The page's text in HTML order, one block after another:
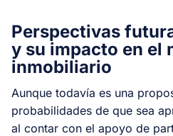
Perspectivas
y su impacto en el
inmobiliario
Aunque todavía es una
probabilidades de que sea
al contar con el apoyo de